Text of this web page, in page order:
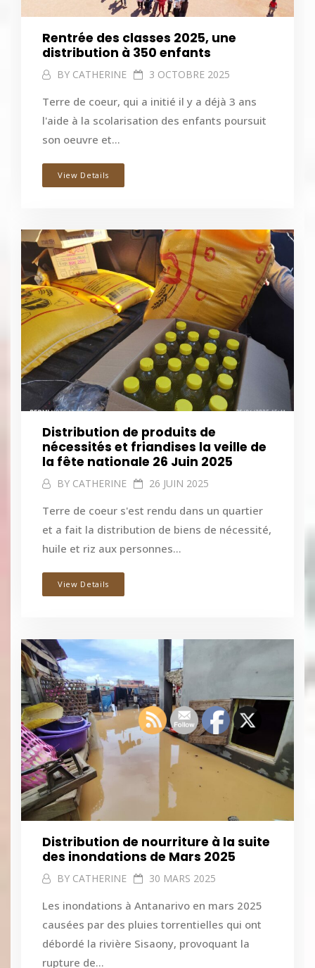
Rentrée des classes 2025, une
distribution à 350 enfants
BY CATHERINE 3 OCTOBRE 2025
Terre de coeur, qui a initié il y a déjà 3 ans
l'aide à la scolarisation des enfants poursuit
son oeuvre et...
View Details
Distribution de produits de
nécessités et friandises la veille de
la fête nationale 26 Juin 2025
BY CATHERINE 26 JUIN 2025
Terre de coeur s'est rendu dans un quartier
et a fait la distribution de biens de nécessité,
huile et riz aux personnes...
View Details
Distribution de nourriture à la suite
des inondations de Mars 2025
BY CATHERINE 30 MARS 2025
Les inondations à Antanarivo en mars 2025
causées par des pluies torrentielles qui ont
débordé la rivière Sisaony, provoquant la
rupture de...